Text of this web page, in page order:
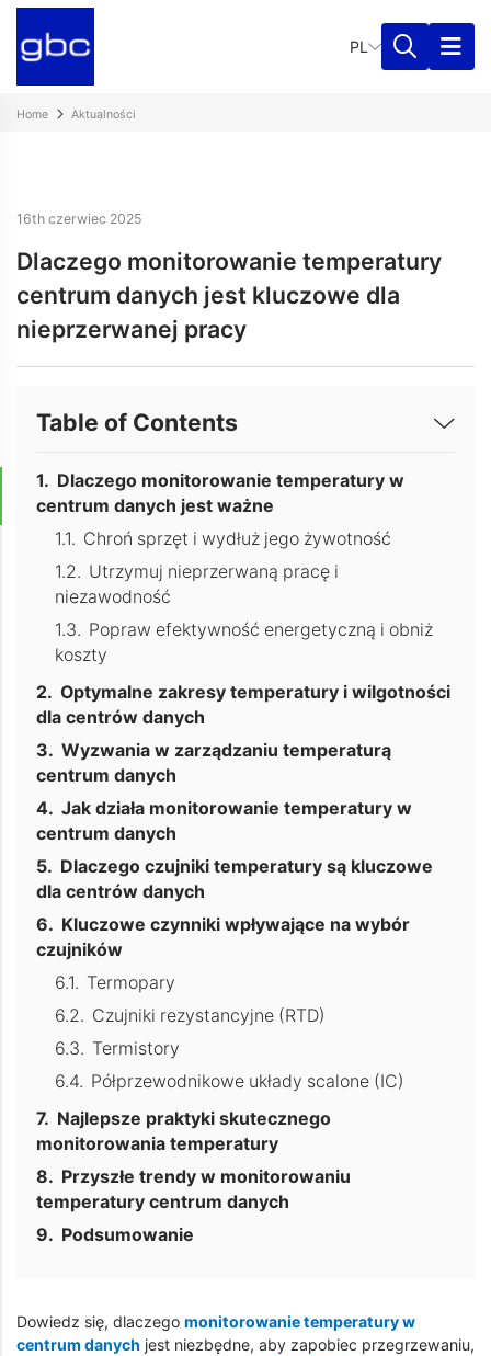
PL
Home Aktualności
16th czerwiec 2025
Dlaczego monitorowanie temperatury
centrum danych jest kluczowe dla
nieprzerwanej pracy
Table of Contents
Dlaczego monitorowanie temperatury w
centrum danych jest ważne
Chroń sprzęt i wydłuż jego żywotność
Utrzymuj nieprzerwaną pracę i
niezawodność
Popraw efektywność energetyczną i obniż
koszty
Optymalne zakresy temperatury i wilgotności
dla centrów danych
Wyzwania w zarządzaniu temperaturą
centrum danych
Jak działa monitorowanie temperatury w
centrum danych
Dlaczego czujniki temperatury są kluczowe
dla centrów danych
Kluczowe czynniki wpływające na wybór
czujników
Termopary
Czujniki rezystancyjne (RTD)
Termistory
Półprzewodnikowe układy scalone (IC)
Najlepsze praktyki skutecznego
monitorowania temperatury
Przyszłe trendy w monitorowaniu
temperatury centrum danych
Podsumowanie
Dowiedz się, dlaczego monitorowanie temperatury w
centrum danych jest niezbędne, aby zapobiec przegrzewaniu,